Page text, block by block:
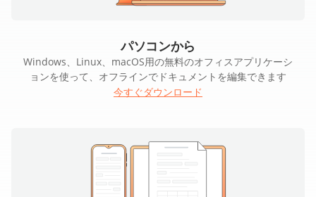
パソコンから
Windows、Linux、macOS用の無料のオフィスアプリケーシ
ョンを使って、オフラインでドキュメントを編集できます
今すぐダウンロード